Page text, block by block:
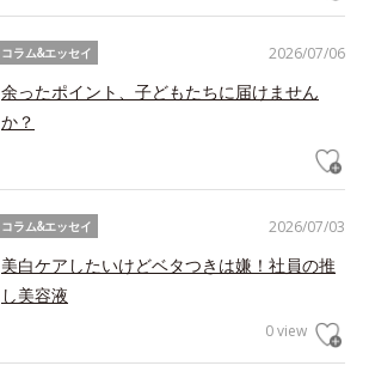
2026/07/06
コラム&エッセイ
余ったポイント、子どもたちに届けません
か？
2026/07/03
コラム&エッセイ
美白ケアしたいけどベタつきは嫌！社員の推
し美容液
0 view